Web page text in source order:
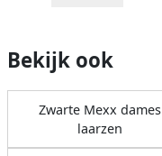
Bekijk ook
Zwarte Mexx dames
laarzen